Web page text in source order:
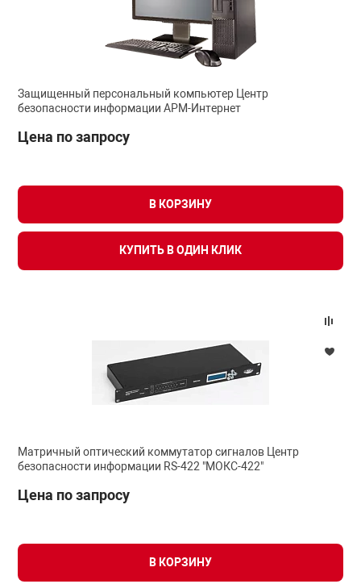
Защищенный персональный компьютер Центр
безопасности информации АРМ-Интернет
Цена по запросу
В КОРЗИНУ
КУПИТЬ В ОДИН КЛИК
Матричный оптический коммутатор сигналов Центр
безопасности информации RS-422 "МОКС-422"
Цена по запросу
В КОРЗИНУ